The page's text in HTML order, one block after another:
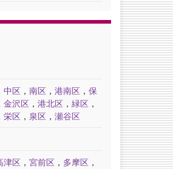
中区 ， 南区 ， 港南区 ， 保
金沢区 ， 港北区 ， 緑区 ，
栄区 ， 泉区 ， 瀬谷区
津区 ， 宮前区 ， 多摩区 ，